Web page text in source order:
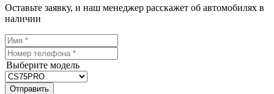
Оставьте заявку, и наш менеджер расскажет об автомобилях в
наличии
Выберите модель
Отправить